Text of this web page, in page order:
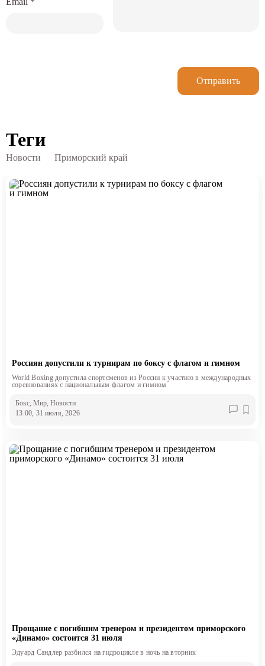
Отправить
Теги
Новости Приморский край
Россиян допустили к турнирам по боксу с флагом и гимном
World Boxing допустила спортсменов из России к участию в международных
соревнованиях с национальным флагом и гимном
Бокс, Мир, Новости
13:00, 31 июля, 2026
Прощание с погибшим тренером и президентом приморского
«Динамо» состоится 31 июля
Эдуард Сандлер разбился на гидроцикле в ночь на вторник